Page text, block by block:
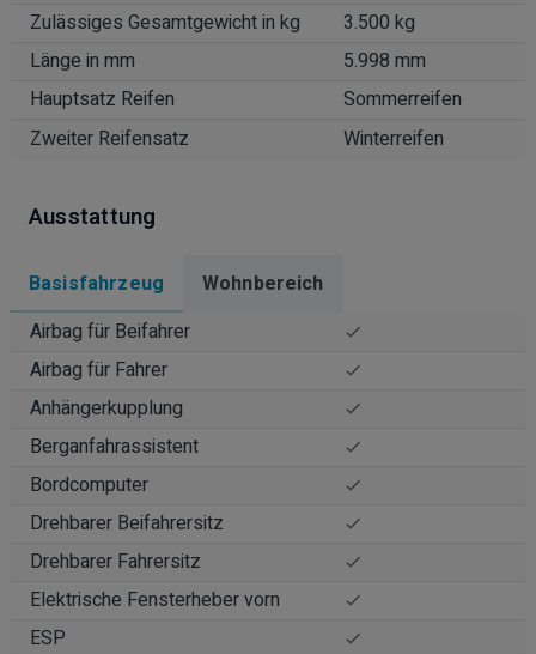
Zulässiges Gesamtgewicht in kg
3.500 kg
Länge in mm
5.998 mm
Hauptsatz Reifen
Sommerreifen
Zweiter Reifensatz
Winterreifen
Ausstattung
Basisfahrzeug
Wohnbereich
Airbag für Beifahrer
Airbag für Fahrer
Anhängerkupplung
Berganfahrassistent
Bordcomputer
Drehbarer Beifahrersitz
Drehbarer Fahrersitz
Elektrische Fensterheber vorn
ESP